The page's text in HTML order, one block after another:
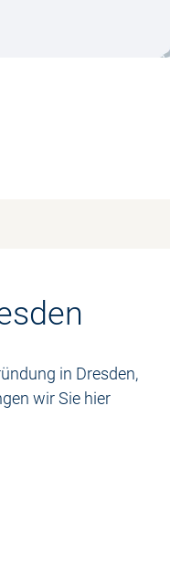
in Dresden,
wir Sie hier